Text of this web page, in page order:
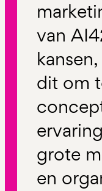
van
dit om
grote
en